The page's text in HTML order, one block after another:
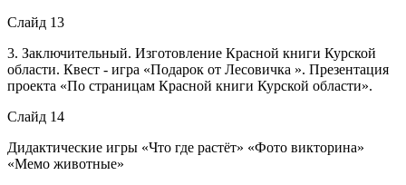
Слайд 13
3. Заключительный. Изготовление Красной книги Курской
области. Квест - игра «Подарок от Лесовичка ». Презентация
проекта «По страницам Красной книги Курской области».
Слайд 14
Дидактические игры «Что где растёт» «Фото викторина»
«Мемо животные»